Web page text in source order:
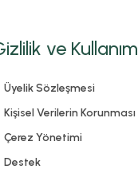
ve Kullanım
Üyelik Sözleşmesi
Kişisel Verilerin Korunması
Çerez Yönetimi
Destek